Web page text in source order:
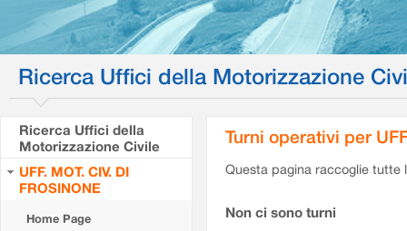
Ricerca Uffici della Motorizzazione
Ricerca Uffici della
Motorizzazione Civile
UFF. MOT. CIV. DI
FROSINONE
Home Page
Turni operativi per
Questa pagina raccoglie tutte
Non ci sono turni